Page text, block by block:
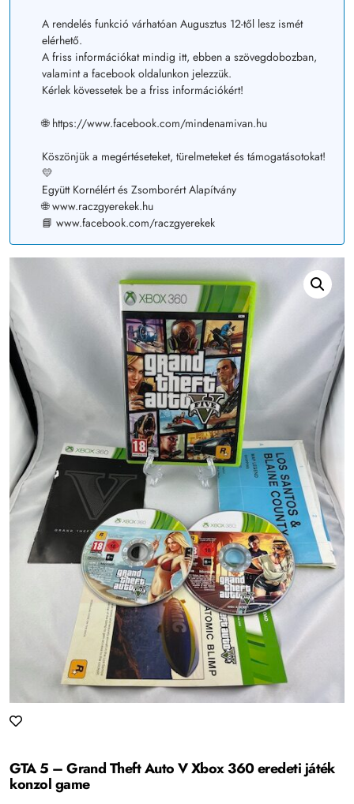
A rendelés funkció várhatóan Augusztus 12-től lesz ismét
elérhető.
A friss információkat mindig itt, ebben a szövegdobozban,
valamint a facebook oldalunkon jelezzük.
Kérlek kövessetek be a friss információkért!
🌐 https://www.facebook.com/mindenamivan.hu
Köszönjük a megértéseteket, türelmeteket és támogatásotokat!
💛
Együtt Kornélért és Zsomborért Alapítvány
🌐 www.raczgyerekek.hu
📘 www.facebook.com/raczgyerekek
GTA 5 – Grand Theft Auto V Xbox 360 eredeti játék
konzol game